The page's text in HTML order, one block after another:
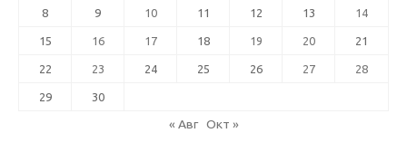
8 9 10 11 12 13 14
15 16 17 18 19 20 21
22 23 24 25 26 27 28
29 30
« Авг Окт »